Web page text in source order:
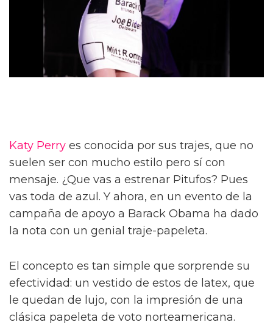
Katy Perry es conocida por sus trajes, que no
suelen ser con mucho estilo pero sí con
mensaje. ¿Que vas a estrenar Pitufos? Pues
vas toda de azul. Y ahora, en un evento de la
campaña de apoyo a Barack Obama ha dado
la nota con un genial traje-papeleta.
El concepto es tan simple que sorprende su
efectividad: un vestido de estos de latex, que
le quedan de lujo, con la impresión de una
clásica papeleta de voto norteamericana.